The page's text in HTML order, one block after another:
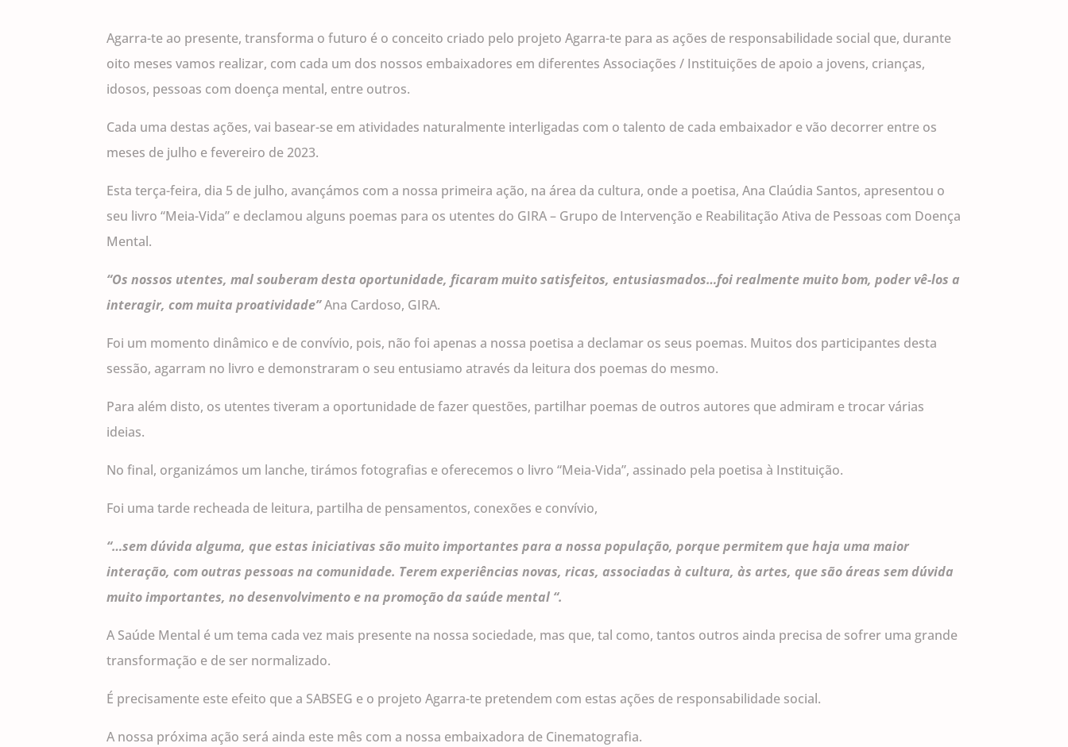
Agarra-te ao presente, transforma o futuro é o conceito criado pelo projeto Agarra-te para as ações de responsabilidade social que, durante
oito meses vamos realizar, com cada um dos nossos embaixadores em diferentes Associações / Instituições de apoio a jovens, crianças,
idosos, pessoas com doença mental, entre outros.
Cada uma destas ações, vai basear-se em atividades naturalmente interligadas com o talento de cada embaixador e vão decorrer entre os
meses de julho e fevereiro de 2023.
Esta terça-feira, dia 5 de julho, avançámos com a nossa primeira ação, na área da cultura, onde a poetisa, Ana Claúdia Santos, apresentou o
seu livro “Meia-Vida” e declamou alguns poemas para os utentes do GIRA – Grupo de Intervenção e Reabilitação Ativa de Pessoas com Doença
Mental.
“Os nossos utentes, mal souberam desta oportunidade, ficaram muito satisfeitos, entusiasmados…foi realmente muito bom, poder vê-los a
interagir, com muita proatividade”Ana Cardoso, GIRA.
Foi um momento dinâmico e de convívio, pois, não foi apenas a nossa poetisa a declamar os seus poemas. Muitos dos participantes desta
sessão, agarram no livro e demonstraram o seu entusiamo através da leitura dos poemas do mesmo.
Para além disto, os utentes tiveram a oportunidade de fazer questões, partilhar poemas de outros autores que admiram e trocar várias
ideias.
No final, organizámos um lanche, tirámos fotografias e oferecemos o livro “Meia-Vida”, assinado pela poetisa à Instituição.
Foi uma tarde recheada de leitura, partilha de pensamentos, conexões e convívio,
“…sem dúvida alguma, que estas iniciativas são muito importantes para a nossa população, porque permitem que haja uma maior
interação, com outras pessoas na comunidade. Terem experiências novas, ricas, associadas à cultura, às artes, que são áreas sem dúvida
muito importantes, no desenvolvimento e na promoção da saúde mental “.
A Saúde Mental é um tema cada vez mais presente na nossa sociedade, mas que, tal como, tantos outros ainda precisa de sofrer uma grande
transformação e de ser normalizado.
É precisamente este efeito que a SABSEG e o projeto Agarra-te pretendem com estas ações de responsabilidade social.
A nossa próxima ação será ainda este mês com a nossa embaixadora de Cinematografia.